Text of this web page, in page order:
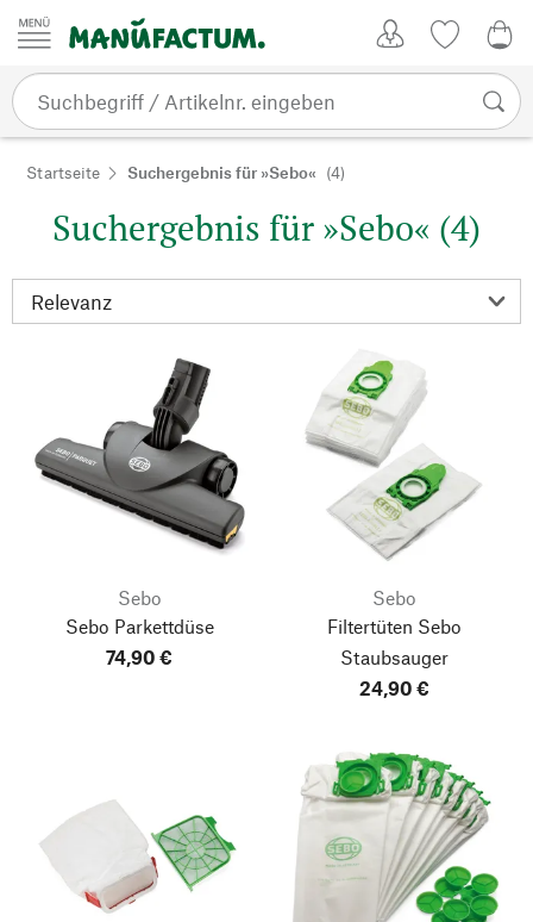
Zum Inhalt springen
Startseite Suchergebnis für »Sebo« (4)
Suchergebnis für »Sebo« (4)
Sebo
Sebo Parkettdüse
74,90 €
Sebo
Filtertüten Sebo
Staubsauger
24,90 €